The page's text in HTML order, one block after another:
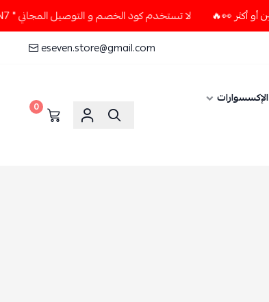
لا تستخدم كود الخصم و التوصيل المجاني " N7 " إلا إذا طلبت قطعتين أو أكثر 👀🔥
eseven.store@gmail.com
الإكسسوارات
0